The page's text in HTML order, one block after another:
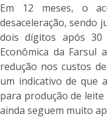
Em 12 meses, o
desaceleração, sendo
dois dígitos após 30
Econômica da Farsul
redução nos custos
um indicativo de que
para produção de
ainda seguem muito